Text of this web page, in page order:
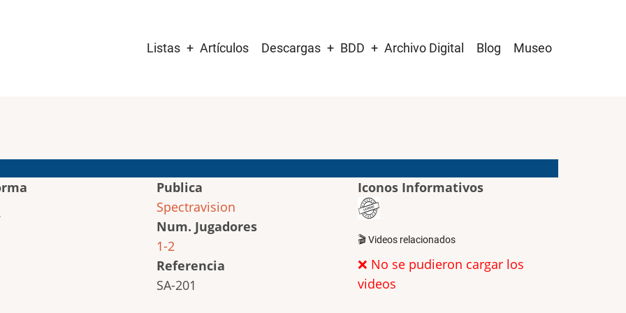
navigation
Listas Artículos Descargas BDD Archivo Digital Blog Museo
Publica
Spectravision
Num. Jugadores
1-2
Referencia
SA-201
Iconos Informativos
🎬 Videos relacionados
❌ No se pudieron cargar los
videos